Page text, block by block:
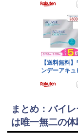
まとめ：バイ
は唯一無二の体